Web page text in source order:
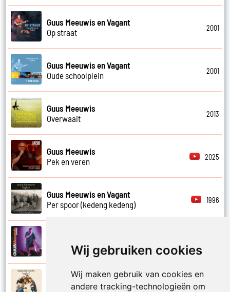
Wij gebruiken cookies
Wij maken gebruik van cookies en
andere tracking-technologieën om
Guus Meeuwis en Vagant
Op straat
2001
Guus Meeuwis en Vagant
Oude schoolplein
2001
Guus Meeuwis
Overwaait
2013
Guus Meeuwis
Pek en veren
2025
Guus Meeuwis en Vagant
Per spoor (kedeng kedeng)
1996
Proosten
Guus Meeuwis en Vagant